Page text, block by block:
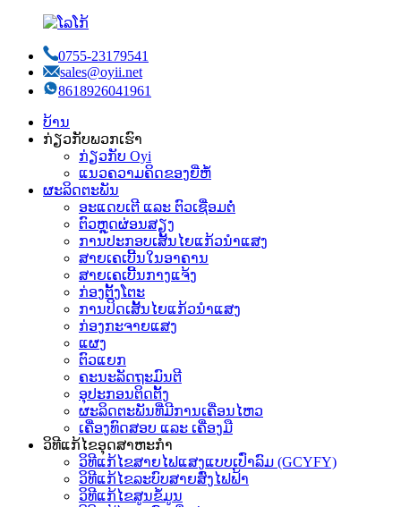
0755-23179541
sales@oyii.net
8618926041961
ບ້ານ
ກ່ຽວກັບພວກເຮົາ
ກ່ຽວກັບ Oyi
ແນວຄວາມຄິດຂອງຍີ່ຫໍ້
ຜະລິດຕະພັນ
ອະແດບເຕີ ແລະ ຕົວເຊື່ອມຕໍ່
ຕົວຫຼຸດຜ່ອນສຽງ
ການປະກອບເສັ້ນໄຍແກ້ວນຳແສງ
ສາຍເຄເບີ້ນໃນອາຄານ
ສາຍເຄເບີ້ນກາງແຈ້ງ
ກ່ອງຕັ້ງໂຕະ
ການປິດເສັ້ນໄຍແກ້ວນຳແສງ
ກ່ອງກະຈາຍແສງ
ແຜງ
ຕົວແຍກ
ຄະນະລັດຖະມົນຕີ
ອຸປະກອນຕິດຕັ້ງ
ຜະລິດຕະພັນທີ່ມີການເຄື່ອນໄຫວ
ເຄື່ອງທົດສອບ ແລະ ເຄື່ອງມື
ວິທີແກ້ໄຂອຸດສາຫະກໍາ
ວິທີແກ້ໄຂສາຍໄຟແສງແບບເປົ່າລົມ (GCYFY)
ວິທີແກ້ໄຂລະບົບສາຍສົ່ງໄຟຟ້າ
ວິທີແກ້ໄຂສູນຂໍ້ມູນ